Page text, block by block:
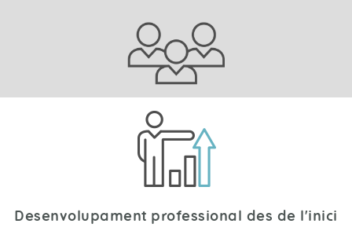
Desenvolupament professional des de l'inici